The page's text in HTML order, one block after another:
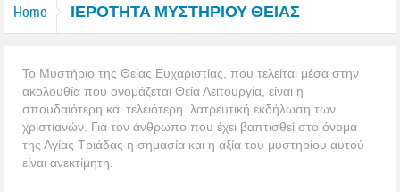
Home ΙΕΡΟΤΗΤΑ ΜΥΣΤΗΡΙΟΥ ΘΕΙΑΣ
ΕΥΧΑΡΙΣΤΙΑΣ
Το Μυστήριο της Θείας Ευχαριστίας, που τελείται μέσα στην
ακολουθία που ονομάζεται Θεία Λειτουργία, είναι η
σπουδαιότερη και τελειότερη λατρευτική εκδήλωση των
χριστιανών. Για τον άνθρωπο που έχει βαπτισθεί στο όνομα
της Αγίας Τριάδας η σημασία και η αξία του μυστηρίου αυτού
είναι ανεκτίμητη.